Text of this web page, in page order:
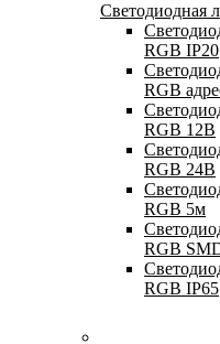
Светодиодная
RGB IP20
RGB
RGB 12В
RGB 24В
RGB 5м
RGB
RGB IP65